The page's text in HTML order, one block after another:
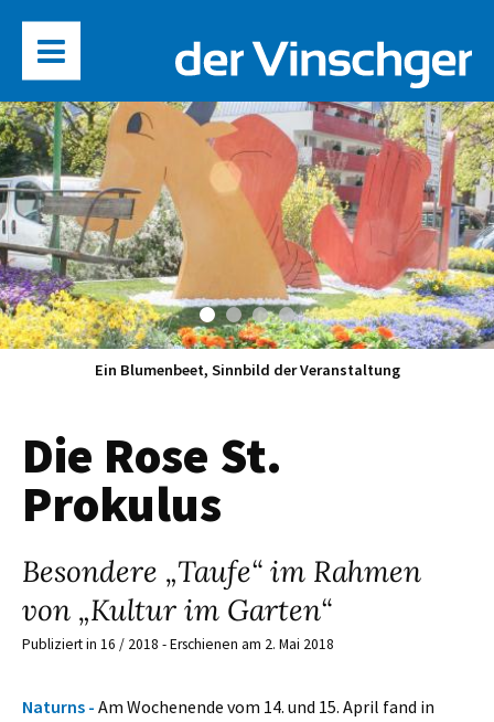
Ein Blumenbeet, Sinnbild der Veranstaltung
Die Rose St.
Prokulus
Besondere „Taufe“ im Rahmen
von „Kultur im Garten“
Publiziert in 16 / 2018 - Erschienen am 2. Mai 2018
Naturns - Am Wochenende vom 14. und 15. April fand in